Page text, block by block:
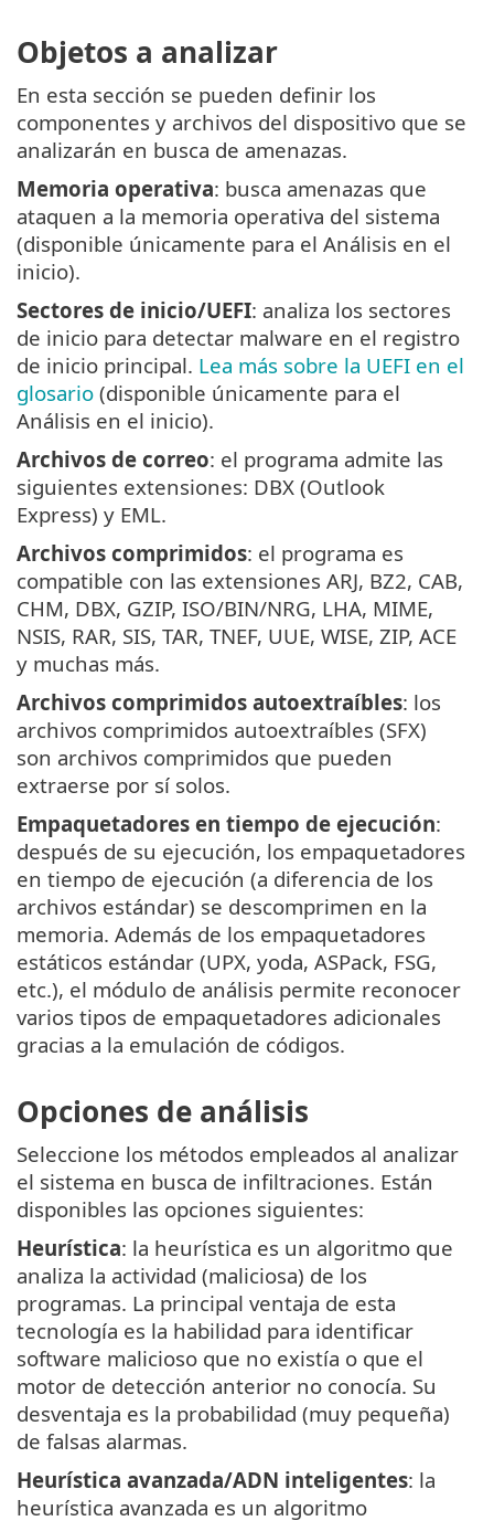
Objetos a analizar
En esta sección se pueden definir los
componentes y archivos del dispositivo que se
analizarán en busca de amenazas.
Memoria operativa: busca amenazas que
ataquen a la memoria operativa del sistema
(disponible únicamente para el Análisis en el
inicio).
Sectores de inicio/UEFI: analiza los sectores
de inicio para detectar malware en el registro
de inicio principal. Lea más sobre la UEFI en el
glosario (disponible únicamente para el
Análisis en el inicio).
Archivos de correo: el programa admite las
siguientes extensiones: DBX (Outlook
Express) y EML.
Archivos comprimidos: el programa es
compatible con las extensiones ARJ, BZ2, CAB,
CHM, DBX, GZIP, ISO/BIN/NRG, LHA, MIME,
NSIS, RAR, SIS, TAR, TNEF, UUE, WISE, ZIP, ACE
y muchas más.
Archivos comprimidos autoextraíbles: los
archivos comprimidos autoextraíbles (SFX)
son archivos comprimidos que pueden
extraerse por sí solos.
Empaquetadores en tiempo de ejecución:
después de su ejecución, los empaquetadores
en tiempo de ejecución (a diferencia de los
archivos estándar) se descomprimen en la
memoria. Además de los empaquetadores
estáticos estándar (UPX, yoda, ASPack, FSG,
etc.), el módulo de análisis permite reconocer
varios tipos de empaquetadores adicionales
gracias a la emulación de códigos.
Opciones de análisis
Seleccione los métodos empleados al analizar
el sistema en busca de infiltraciones. Están
disponibles las opciones siguientes:
Heurística: la heurística es un algoritmo que
analiza la actividad (maliciosa) de los
programas. La principal ventaja de esta
tecnología es la habilidad para identificar
software malicioso que no existía o que el
motor de detección anterior no conocía. Su
desventaja es la probabilidad (muy pequeña)
de falsas alarmas.
Heurística avanzada/ADN inteligentes: la
heurística avanzada es un algoritmo